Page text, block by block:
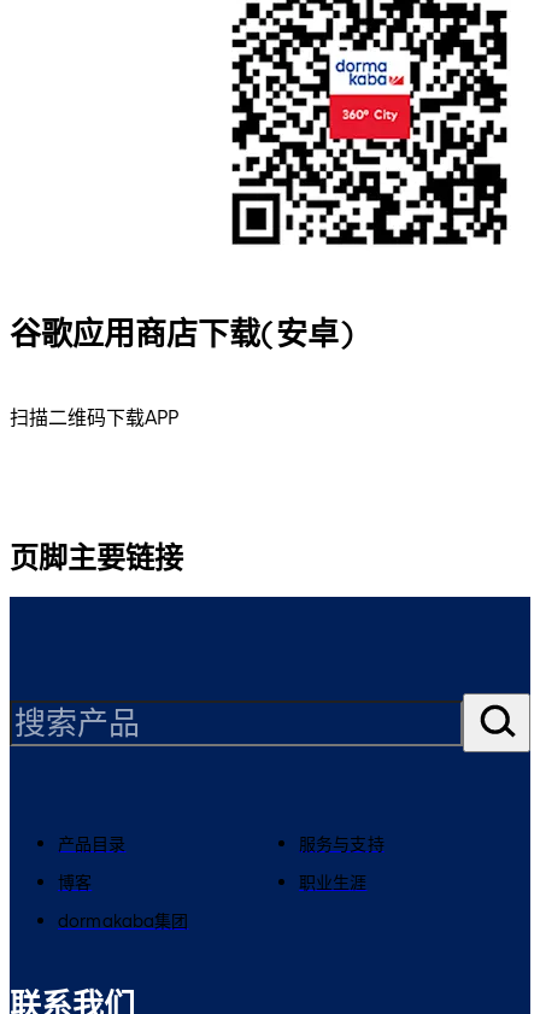
谷歌应用商店下载(安卓)
扫描二维码下载APP
页脚主要链接
产品目录
服务与支持
博客
职业生涯
dormakaba集团
联系我们